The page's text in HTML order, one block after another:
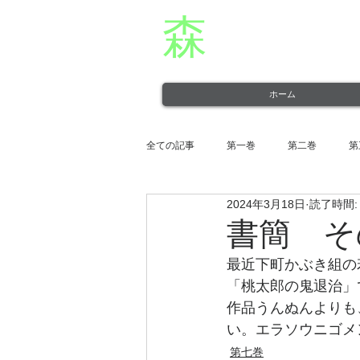
森
ホーム
全ての記事 第一巻 第二巻
第十二巻
書簡 そ
2024年3月18日 読了時間
最近下町かぶき組
「桃太郎の鬼退治
作品うんぬんより
い。エラソウニゴ
第七巻